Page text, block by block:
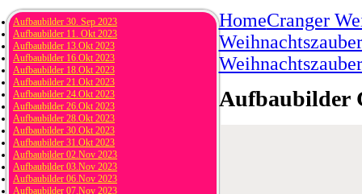
HomeCranger
Aufbaubilder
Aufbaubilder 30. Sep 2023
Aufbaubilder 11. Okt 2023
Aufbaubilder 13.Okt 2023
Aufbaubilder 16.Okt 2023
Aufbaubilder 18.Okt 2023
Aufbaubilder 21.Okt 2023
Aufbaubilder 24.Okt 2023
Aufbaubilder 26.Okt 2023
Aufbaubilder 28.Okt 2023
Aufbaubilder 30.Okt 2023
Aufbaubilder 31.Okt 2023
Aufbaubilder 02.Nov 2023
Aufbaubilder 03.Nov 2023
Aufbaubilder 06.Nov 2023
Aufbaubilder 07.Nov 2023